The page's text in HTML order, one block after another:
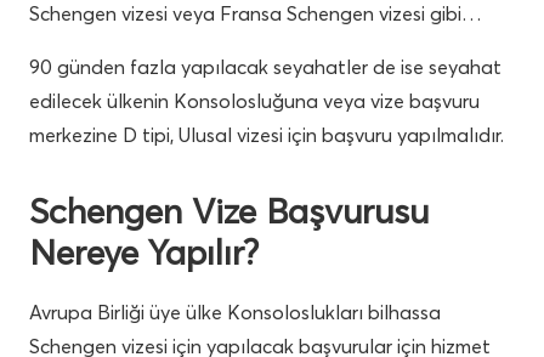
Schengen vizesi veya Fransa Schengen vizesi gibi…
90 günden fazla yapılacak seyahatler de ise seyahat
edilecek ülkenin Konsolosluğuna veya vize başvuru
merkezine D tipi, Ulusal vizesi için başvuru yapılmalıdır.
Schengen Vize Başvurusu
Nereye Yapılır?
Avrupa Birliği üye ülke Konsoloslukları bilhassa
Schengen vizesi için yapılacak başvurular için hizmet